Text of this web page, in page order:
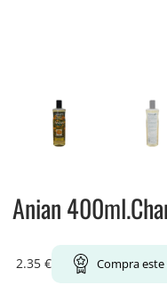
Anian
2.35 € Compra